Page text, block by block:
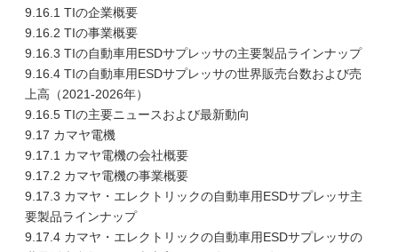
9.16.1 TIの企業概要
9.16.2 TIの事業概要
9.16.3 TIの自動車用ESDサプレッサの主要製品ラインナップ
9.16.4 TIの自動車用ESDサプレッサの世界販売台数および売
上高（2021-2026年）
9.16.5 TIの主要ニュースおよび最新動向
9.17 カマヤ電機
9.17.1 カマヤ電機の会社概要
9.17.2 カマヤ電機の事業概要
9.17.3 カマヤ・エレクトリックの自動車用ESDサプレッサ主
要製品ラインナップ
9.17.4 カマヤ・エレクトリックの自動車用ESDサプレッサの